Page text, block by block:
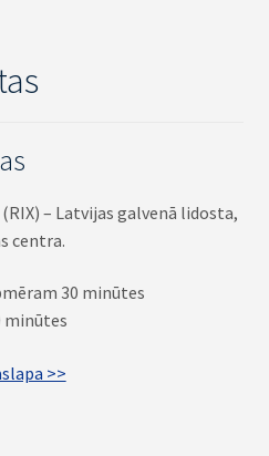
– Latvijas galvenā lidosta,
centra.
30 minūtes
minūtes
>>